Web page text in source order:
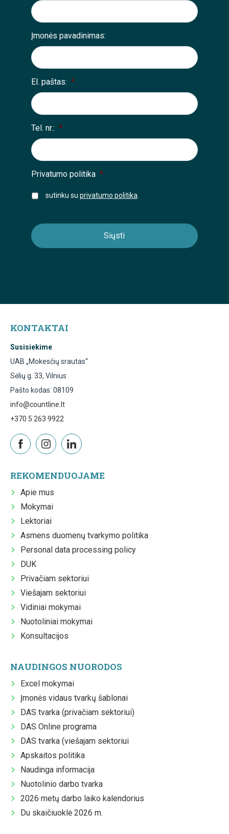
Įmonės pavadinimas:
El. paštas: *
Tel. nr.: *
Privatumo politika *
sutinku su privatumo politika
KONTAKTAI
Susisiekime
UAB „Mokesčių srautas“
Sėlių g. 33, Vilnius
Pašto kodas: 08109
info@countline.lt
+370 5 263 9922
REKOMENDUOJAME
Apie mus
Mokymai
Lektoriai
Asmens duomenų tvarkymo politika
Personal data processing policy
DUK
Privačiam sektoriui
Viešajam sektoriui
Vidiniai mokymai
Nuotoliniai mokymai
Konsultacijos
NAUDINGOS NUORODOS
Excel mokymai
Įmonės vidaus tvarkų šablonai
DAS tvarka (privačiam sektoriui)
DAS Online programa
DAS tvarka (viešajam sektoriui
Apskaitos politika
Naudinga informacija
Nuotolinio darbo tvarka
2026 metų darbo laiko kalendorius
Du skaičiuoklė 2026 m.